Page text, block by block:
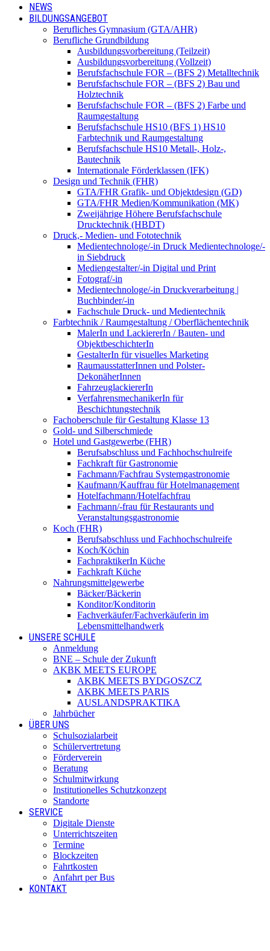
NEWS
BILDUNGSANGEBOT
Berufliches Gymnasium (GTA/AHR)
Berufliche Grundbildung
Ausbildungsvorbereitung (Teilzeit)
Ausbildungsvorbereitung (Vollzeit)
Berufsfachschule FOR – (BFS 2) Metalltechnik
Berufsfachschule FOR – (BFS 2) Bau und
Holztechnik
Berufsfachschule FOR – (BFS 2) Farbe und
Raumgestaltung
Berufsfachschule HS10 (BFS 1) HS10
Farbtechnik und Raumgestaltung
Berufsfachschule HS10 Metall-, Holz-,
Bautechnik
Internationale Förderklassen (IFK)
Design und Technik (FHR)
GTA/FHR Grafik- und Objektdesign (GD)
GTA/FHR Medien/Kommunikation (MK)
Zweijährige Höhere Berufsfachschule
Drucktechnik (HBDT)
Druck,- Medien- und Fototechnik
Medientechnologe/-in Druck Medientechnologe/-
in Siebdruck
Mediengestalter/-in Digital und Print
Fotograf/-in
Medientechnologe/-in Druckverarbeitung |
Buchbinder/-in
Fachschule Druck- und Medientechnik
Farbtechnik / Raumgestaltung / Oberflächentechnik
MalerIn und LackiererIn / Bauten- und
ObjektbeschichterIn
GestalterIn für visuelles Marketing
RaumausstatterInnen und Polster-
DekonäherInnen
FahrzeuglackiererIn
VerfahrensmechanikerIn für
Beschichtungstechnik
Fachoberschule für Gestaltung Klasse 13
Gold- und Silberschmiede
Hotel und Gastgewerbe (FHR)
Berufsabschluss und Fachhochschulreife
Fachkraft für Gastronomie
Fachmann/Fachfrau Systemgastronomie
Kaufmann/Kauffrau für Hotelmanagement
Hotelfachmann/Hotelfachfrau
Fachmann/-frau für Restaurants und
Veranstaltungsgastronomie
Koch (FHR)
Berufsabschluss und Fachhochschulreife
Koch/Köchin
FachpraktikerIn Küche
Fachkraft Küche
Nahrungsmittelgewerbe
Bäcker/Bäckerin
Konditor/Konditorin
Fachverkäufer/Fachverkäuferin im
Lebensmittelhandwerk
UNSERE SCHULE
Anmeldung
BNE – Schule der Zukunft
AKBK MEETS EUROPE
AKBK MEETS BYDGOSZCZ
AKBK MEETS PARIS
AUSLANDSPRAKTIKA
Jahrbücher
ÜBER UNS
Schulsozialarbeit
Schülervertretung
Förderverein
Beratung
Schulmitwirkung
Institutionelles Schutzkonzept
Standorte
SERVICE
Digitale Dienste
Unterrichtszeiten
Termine
Blockzeiten
Fahrtkosten
Anfahrt per Bus
KONTAKT